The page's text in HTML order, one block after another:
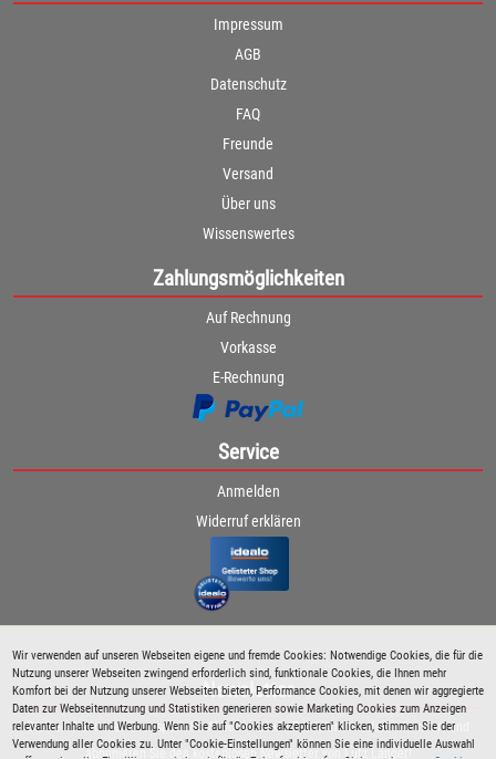
Wir verwenden auf unseren Webseiten eigene und fremde Cookies: Notwendige Cookies, die für die
Nutzung unserer Webseiten zwingend erforderlich sind, funktionale Cookies, die Ihnen mehr
Komfort bei der Nutzung unserer Webseiten bieten, Performance Cookies, mit denen wir aggregierte
Daten zur Webseitennutzung und Statistiken generieren sowie Marketing Cookies zum Anzeigen
relevanter Inhalte und Werbung. Wenn Sie auf "Cookies akzeptieren" klicken, stimmen Sie der
Verwendung aller Cookies zu. Unter "Cookie-Einstellungen" können Sie eine individuelle Auswahl
Impressum
AGB
Datenschutz
FAQ
Freunde
Versand
Über uns
Wissenswertes
Zahlungsmöglichkeiten
Auf Rechnung
Vorkasse
E-Rechnung
Service
Anmelden
Widerruf erklären
Newsletter
Bleiben Sie immer über spezielle Aktionen sowie Produktneuheiten informiert und
abonnieren Sie den kostenlosen Newsletter von Lutz Langer!